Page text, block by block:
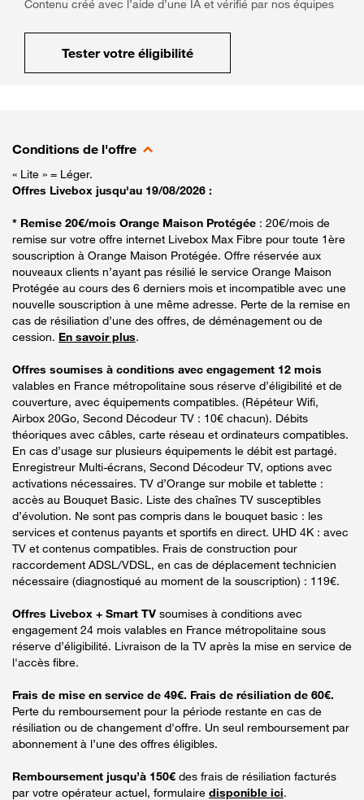
Contenu créé avec l’aide d’une IA et vérifié par nos équipes
Tester votre éligibilité
Conditions de l'offre
« Lite » = Léger.
Offres Livebox jusqu'au 19/08/2026 :
* Remise 20€/mois Orange Maison Protégée : 20€/mois de
remise sur votre offre internet Livebox Max Fibre pour toute 1ère
souscription à Orange Maison Protégée. Offre réservée aux
nouveaux clients n’ayant pas résilié le service Orange Maison
Protégée au cours des 6 derniers mois et incompatible avec une
nouvelle souscription à une même adresse. Perte de la remise en
cas de résiliation d’une des offres, de déménagement ou de
cession. En savoir plus.
Offres soumises à conditions avec engagement 12 mois
valables en France métropolitaine sous réserve d’éligibilité et de
couverture, avec équipements compatibles. (Répéteur Wifi,
Airbox 20Go, Second Décodeur TV : 10€ chacun). Débits
théoriques avec câbles, carte réseau et ordinateurs compatibles.
En cas d’usage sur plusieurs équipements le débit est partagé.
Enregistreur Multi-écrans, Second Décodeur TV, options avec
activations nécessaires. TV d’Orange sur mobile et tablette :
accès au Bouquet Basic. Liste des chaînes TV susceptibles
d’évolution. Ne sont pas compris dans le bouquet basic : les
services et contenus payants et sportifs en direct. UHD 4K : avec
TV et contenus compatibles. Frais de construction pour
raccordement ADSL/VDSL, en cas de déplacement technicien
nécessaire (diagnostiqué au moment de la souscription) : 119€.
Offres Livebox + Smart TV soumises à conditions avec
engagement 24 mois valables en France métropolitaine sous
réserve d’éligibilité. Livraison de la TV après la mise en service de
l'accès fibre.
Frais de mise en service de 49€. Frais de résiliation de 60€.
Perte du remboursement pour la période restante en cas de
résiliation ou de changement d'offre. Un seul remboursement par
abonnement à l’une des offres éligibles.
Remboursement jusqu’à 150€ des frais de résiliation facturés
par votre opérateur actuel, formulaire disponible ici.